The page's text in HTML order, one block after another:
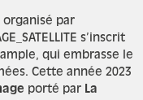
organisé par
s’inscrit
qui embrasse le
Cette année 2023
porté par La